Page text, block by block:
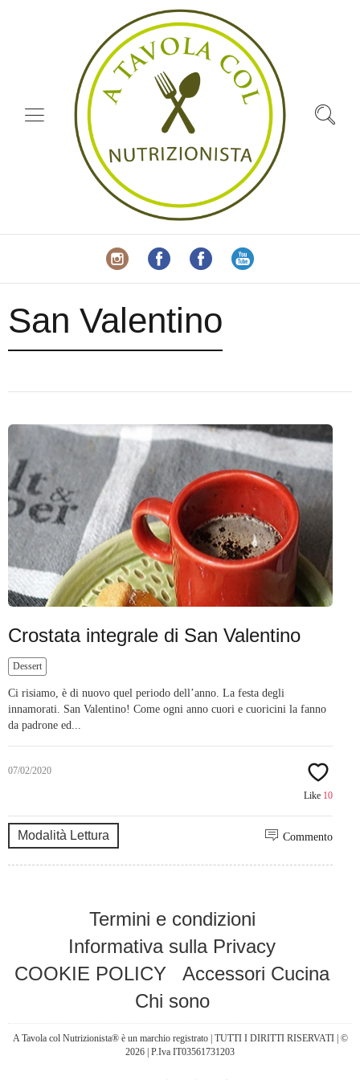
San Valentino
Crostata integrale di San Valentino
Dessert
Ci risiamo, è di nuovo quel periodo dell’anno. La festa degli
innamorati. San Valentino! Come ogni anno cuori e cuoricini la fanno
da padrone ed...
07/02/2020
Like 10
Modalità Lettura Commento
Termini e condizioni
Informativa sulla Privacy
COOKIE POLICY
Accessori Cucina
Chi sono
A Tavola col Nutrizionista® è un marchio registrato | TUTTI I DIRITTI RISERVATI | ©
2026 | P.Iva IT03561731203